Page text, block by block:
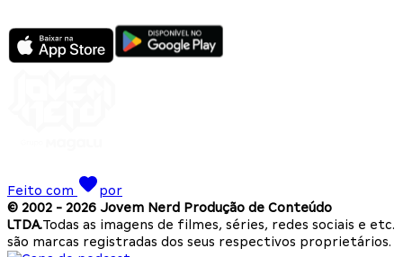
Feito com
por
© 2002 - 2026 Jovem Nerd Produção de Conteúdo
LTDA.Todas as imagens de filmes, séries, redes sociais e etc.
são marcas registradas dos seus respectivos proprietários.